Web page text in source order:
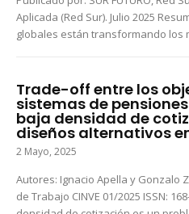
Aplicada (Red Sur). Julio 2025 Resumen: Tres mega-tendencias
globales están transformando los
Trade-off entre los
sistemas de
baja densidad de
diseños alternativos
2 Mayo, 2025
Autores: Ignacio Apella y Gonzalo Zunino Publicado en:
de Trabajo CINVE 01/2025 ISSN: 168-6186 Resumen La